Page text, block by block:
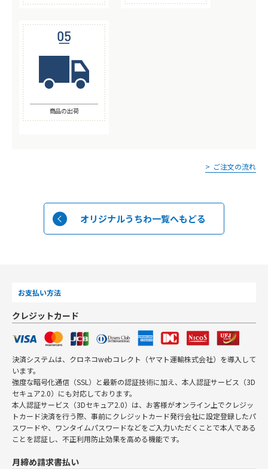
商品の出荷
ご注文の流れ
オリジナルうちわ一覧へもどる
お支払い方法
クレジットカード
決済システムは、クロネコwebコレクト（ヤマト運輸株式会社）を導入して
います。
強度な暗号化通信（SSL）と最新の認証技術に加え、本人認証サービス（3D
セキュア2.0）にも対応しております。
本人認証サービス（3Dセキュア2.0）は、お客様がオンライン上でクレジッ
トカード決済を行う際、事前にクレジットカード発行会社に設定登録したパ
スワードや、ワンタイムパスワードなどをご入力いただくことで本人である
ことを認証し、不正利用防止効果を高める機能です。
月締め請求書払い